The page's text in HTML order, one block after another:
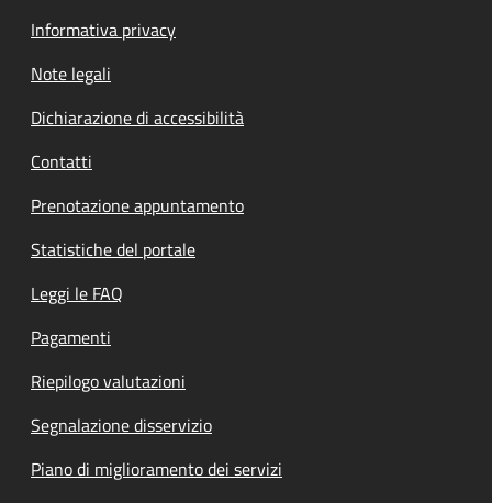
Informativa privacy
Note legali
Dichiarazione di accessibilità
Contatti
Prenotazione appuntamento
Statistiche del portale
Leggi le FAQ
Pagamenti
Riepilogo valutazioni
Segnalazione disservizio
Piano di miglioramento dei servizi